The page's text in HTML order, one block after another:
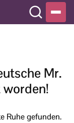
Mr.
Ruhe gefunden.